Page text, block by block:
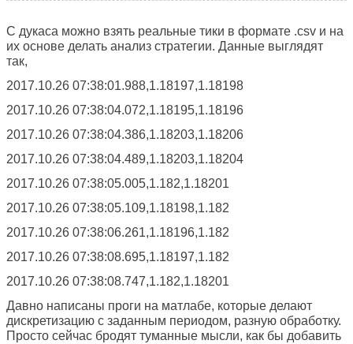
С дукаса можно взять реальные тики в формате .csv и на
их основе делать анализ стратегии. Данные выглядят
так,
2017.10.26 07:38:01.988,1.18197,1.18198
2017.10.26 07:38:04.072,1.18195,1.18196
2017.10.26 07:38:04.386,1.18203,1.18206
2017.10.26 07:38:04.489,1.18203,1.18204
2017.10.26 07:38:05.005,1.182,1.18201
2017.10.26 07:38:05.109,1.18198,1.182
2017.10.26 07:38:06.261,1.18196,1.182
2017.10.26 07:38:08.695,1.18197,1.182
2017.10.26 07:38:08.747,1.182,1.18201
Давно написаны проги на матлабе, которые делают
дискретизацию с заданным периодом, разную обработку.
Просто сейчас бродят туманные мысли, как бы добавить